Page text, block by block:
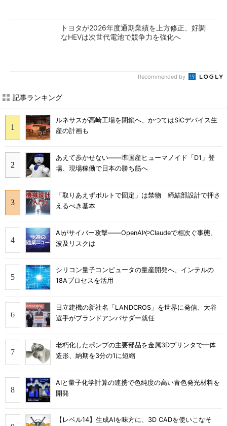
トヨタが2026年度通期業績を上方修正、好調
なHEVは次世代電池で競争力を強化へ
Recommended by
記事ランキング
ルネサスが高崎工場を閉鎖へ、かつてはSiCデバイス生
産の計画も
あえて歩かせない――準国産ヒューマノイド「D1」登
場、現場稼働で日本の勝ち筋へ
「取りあえずボルトで固定」は禁物 締結部設計で押さ
えるべき基本
AIがサイバー攻撃――OpenAIやClaudeで相次ぐ事態、
波及リスクは
シリコン量子コンピュータの量産開発へ、インテルの
18Aプロセスを活用
日立建機の新社名「LANDCROS」を世界に発信、大谷
選手がブランドアンバサダー就任
老朽化したポンプの主要部品を金属3Dプリンタで一体
造形、納期を3分の1に短縮
AIと量子化学計算の連携で色純度の高い青色発光材料を
開発
【レベル14】生成AIを味方に、3D CADを使いこなそ